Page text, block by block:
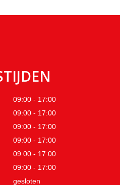
09:00 - 17:00
09:00 - 17:00
09:00 - 17:00
09:00 - 17:00
09:00 - 17:00
09:00 - 17:00
gesloten